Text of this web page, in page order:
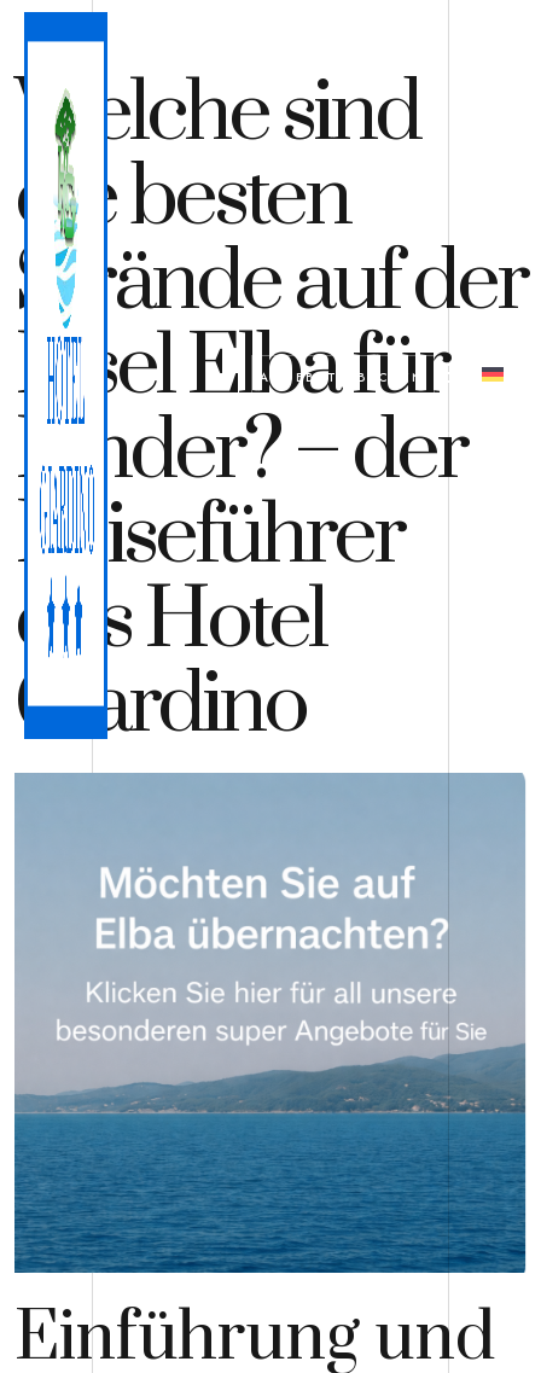
BUCHEN
ANGEBOT
Welche sind
die besten
Strände auf der
Insel Elba für
Kinder? – der
Reiseführer
des Hotel
Giardino
Einführung und